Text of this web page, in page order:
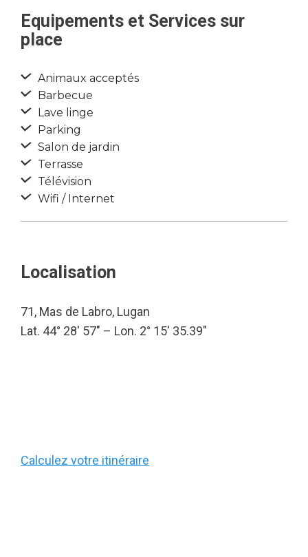
Equipements et Services sur
place
Animaux acceptés
Barbecue
Lave linge
Parking
Salon de jardin
Terrasse
Télévision
Wifi / Internet
Localisation
71, Mas de Labro, Lugan
Lat. 44° 28′ 57″ – Lon. 2° 15′ 35.39″
Calculez votre itinéraire